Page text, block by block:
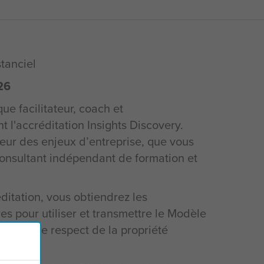
facilitateur, coach et
l'accréditation Insights Discovery.
des enjeux d’entreprise, que vous
indépendant de formation et
vous obtiendrez les
pour utiliser et transmettre le Modèle
et le respect de la propriété